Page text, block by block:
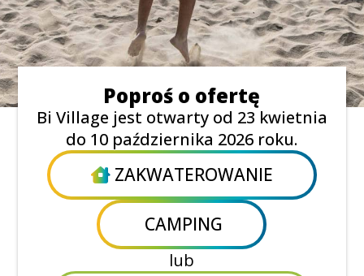
Poproś o ofertę
Bi Village jest otwarty od 23 kwietnia
do 10 października 2026 roku.
ZAKWATEROWANIE
CAMPING
lub